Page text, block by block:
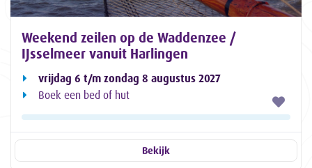
Weekend zeilen op de Waddenzee /
IJsselmeer vanuit Harlingen
vrijdag 6 t/m zondag 8 augustus 2027
Boek een bed of hut
Bekijk